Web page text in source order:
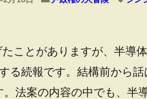
ことがありますが、半導
る続報です。結構前から
法案の内容の中でも、半